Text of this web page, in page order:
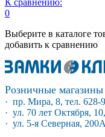
К сравнению:
0
Выберите в каталоге
добавить к сравнению
Розничные
· пр. Мира, 8, тел. 628-
· ул. 70 лет Октября,
· ул. 5-я Северная,